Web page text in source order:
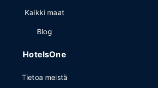
Kaikki maat
Blog
HotelsOne
Tietoa meistä